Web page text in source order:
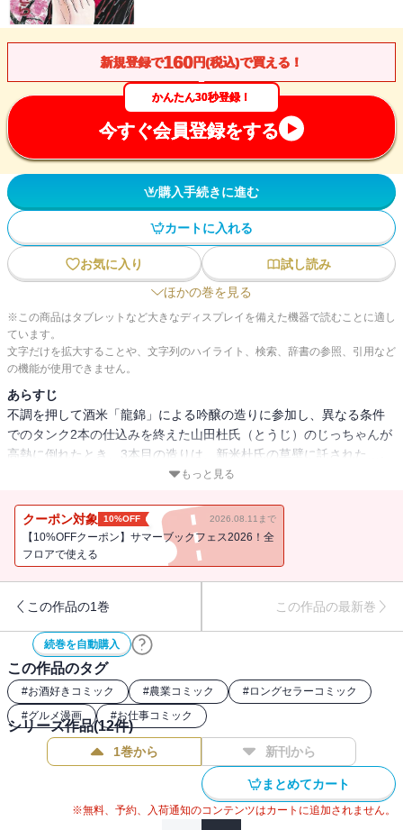
新規登録で160円(税込)で買える！
かんたん30秒登録！
今すぐ会員登録をする
購入手続きに進む
カートに入れる
お気に入り
試し読み
ほかの巻を見る
※この商品はタブレットなど大きなディスプレイを備えた機器で読むことに適し
ています。
文字だけを拡大することや、文字列のハイライト、検索、辞書の参照、引用など
の機能が使用できません。
あらすじ
不調を押して酒米「龍錦」による吟醸の造りに参加し、異なる条件
でのタンク2本の仕込みを終えた山田杜氏（とうじ）のじっちゃんが
高熱に倒れたとき、3本目の造りは、新米杜氏の草壁に託された…。
「龍錦」と河島町の未来を懸けて、日本一の吟醸酒造りを目指した
もっと見る
クーポン対象 10%OFF 2026.08.11まで
【10%OFFクーポン】サマーブックフェス2026！全
フロアで使える
この作品の1巻 この作品の最新巻
続巻を自動購入
この作品のタグ
#お酒好きコミック #農業コミック #ロングセラーコミック
#グルメ漫画 #お仕事コミック
シリーズ作品(12件)
1巻から 新刊から
まとめてカート
※無料、予約、入荷通知のコンテンツはカートに追加されません。